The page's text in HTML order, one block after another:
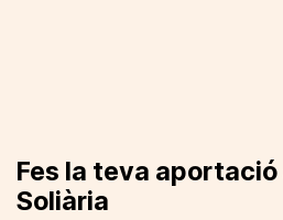
Fes la teva aportació
Soliària